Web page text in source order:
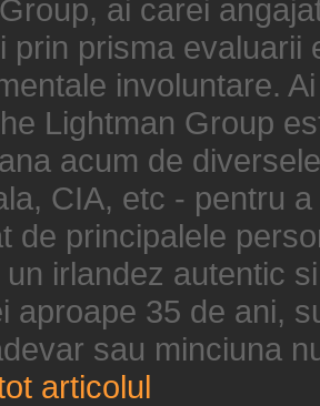
ai carei
prin prisma evaluarii
involuntare.
Lightman Group
acum de
CIA, etc - pentru
de principalele
un irlandez autentic
aproape 35 de ani,
sau minciuna
articolul